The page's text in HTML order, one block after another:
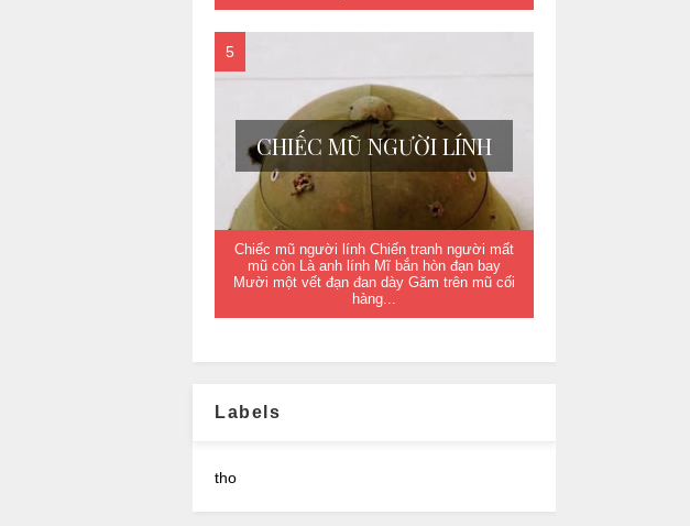
CHIẾC MŨ NGƯỜI LÍNH
Chiếc mũ người lính Chiến tranh người mất
mũ còn Là anh lính Mĩ bắn hòn đạn bay
Mười một vết đạn đan dày Găm trên mũ cối
hàng...
Labels
tho